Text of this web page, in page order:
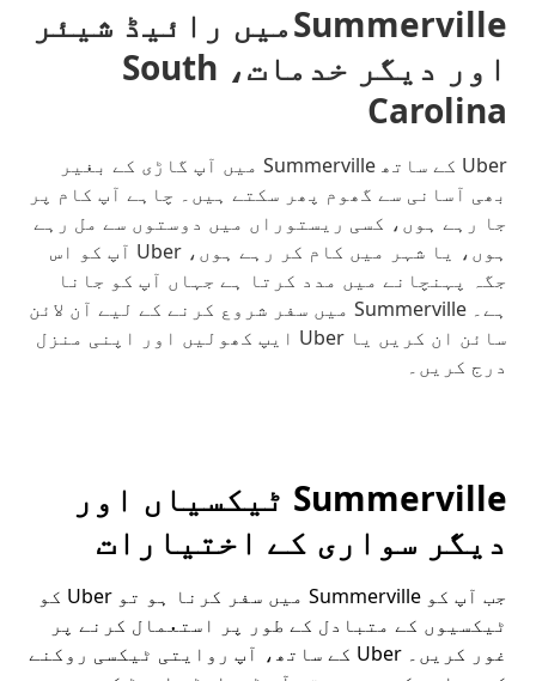
Summervilleمیں رائیڈ شیئر
اور دیگر خدمات، South
Carolina
Uber کے ساتھ Summerville میں آپ گاڑی کے بغیر
بھی آسانی سے گھوم پھر سکتے ہیں۔ چاہے آپ کام پر
جا رہے ہوں، کسی ریستوراں میں دوستوں سے مل رہے
ہوں، یا شہر میں کام کر رہے ہوں، Uber آپ کو اس
جگہ پہنچانے میں مدد کرتا ہے جہاں آپ کو جانا
ہے۔ Summerville میں سفر شروع کرنے کے لیے آن لائن
سائن ان کریں یا Uber ایپ کھولیں اور اپنی منزل
درج کریں۔
Summerville ٹیکسیاں اور
دیگر سواری کے اختیارات
جب آپ کو Summerville میں سفر کرنا ہو تو Uber کو
ٹیکسیوں کے متبادل کے طور پر استعمال کرنے پر
غور کریں۔ Uber کے ساتھ، آپ روایتی ٹیکسی روکنے